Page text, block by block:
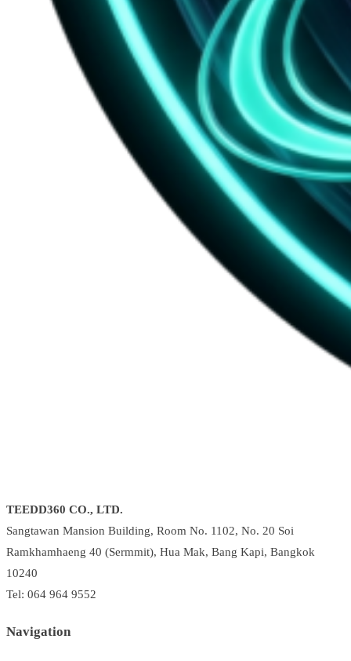
TEEDD360 CO., LTD.
Sangtawan Mansion Building, Room No. 1102, No. 20 Soi
Ramkhamhaeng 40 (Sermmit), Hua Mak, Bang Kapi, Bangkok
10240
Tel: 064 964 9552
Navigation